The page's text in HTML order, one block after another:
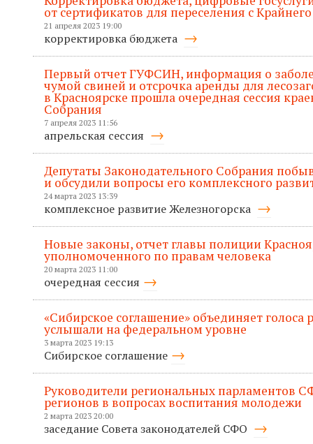
от сертификатов для переселения с
21 апреля 2023 19:00
корректировка бюджета
Первый отчет ГУФСИН, информация о
чумой свиней и отсрочка аренды для
в Красноярске прошла очередная сессия
Собрания
7 апреля 2023 11:56
апрельская сессия
Депутаты Законодательного Собрания
и обсудили вопросы его комплексного
24 марта 2023 13:39
комплексное развитие Железногорска
Новые законы, отчет главы полиции
уполномоченного по правам человека
20 марта 2023 11:00
очередная сессия
«Сибирское соглашение» объединяет голоса
услышали на федеральном уровне
3 марта 2023 19:13
Сибирское соглашение
Руководители региональных парламентов
регионов в вопросах воспитания молодежи
2 марта 2023 20:00
заседание Совета законодателей СФО